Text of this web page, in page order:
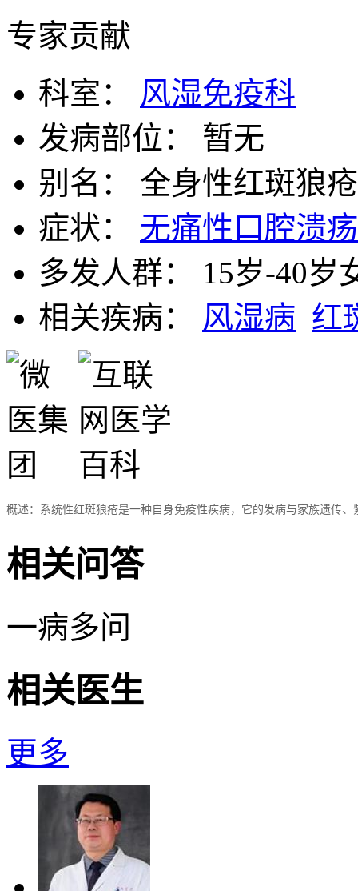
专家贡献
科室：
风湿免疫科
发病部位：
暂无
别名：
全身性红斑狼
症状：
无痛性口腔溃疡
多发人群：
15岁-40岁
相关疾病：
风湿病 红
概述： 系统性红斑狼疮是一种自身免疫性疾病，它的发病与家族遗传
相关问答
一病多问
相关医生
更多